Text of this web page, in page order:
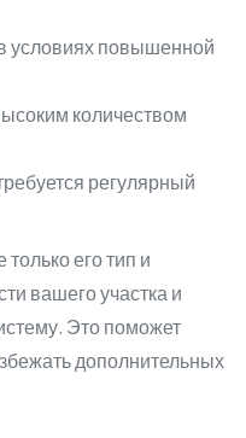
условиях повышенной
количеством
регулярный
его тип и
вашего участка и
Это поможет
дополнительных